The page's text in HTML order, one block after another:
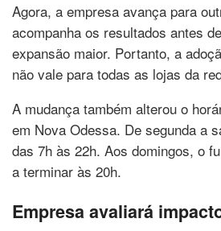
Agora, a empresa avança para
acompanha os resultados antes
expansão maior. Portanto, a
não vale para todas as lojas da
A mudança também alterou o
em Nova Odessa. De segunda a
das 7h às 22h. Aos domingos, o
a terminar às 20h.
Empresa avaliará